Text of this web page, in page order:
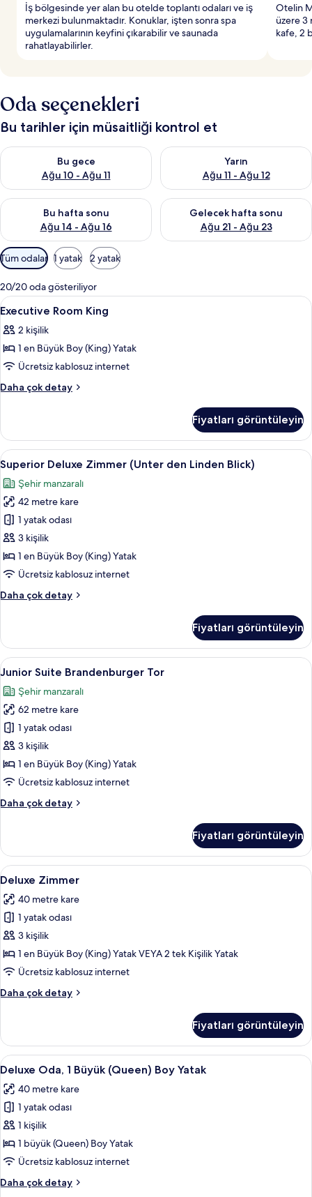
e
r
İş bölgesinde yer alan bu otelde toplantı odaları ve iş
merkezi bulunmaktadır. Konuklar, işten sonra spa
uygulamalarının keyfini çıkarabilir ve saunada
rahatlayabilirler.
Otelin
üzere 3
kafe, 2
Oda seçenekleri
Bu tarihler için müsaitliği kontrol et
Bu gece
Ağu 10 - Ağu 11
Bu gece için müsaitliği kontrol et Ağu 10 - Ağu 11
Yarın
Ağu 11 - Ağu 12
Yarın için müsaitliği kontrol et
Bu hafta sonu
Ağu 14 - Ağu 16
Bu hafta sonu için müsaitliği kontrol et Ağu 14 - Ağu 16
Gelecek hafta sonu
Ağu 21 - Ağu 23
Önümüzdeki hafta sonu için
Odalar
için
mevcut
filtreler
Tüm odalar 1 yatak 2 yatak
20/20 oda gösteriliyor
Executive
Room
King
için
tüm
fotoğrafları
Kaliteli yatak takımı, minibar, odada
21
Executive Room King
2 kişilik
1 en Büyük Boy (King) Yatak
Ücretsiz kablosuz internet
Daha çok detay
Executive
daha
fazla
detay
Fiyatları görüntüleyin
Superior
Deluxe
Zimmer
(Unter
den
Linden
Blick)
için
fotoğrafları
Superior Deluxe Zimmer (Unter den
8
Superior Deluxe Zimmer (Unter den Linden Blick)
Şehir manzaralı
42 metre kare
1 yatak odası
3 kişilik
1 en Büyük Boy (King) Yatak
Ücretsiz kablosuz internet
Daha çok detay
Superior
den
Linden
Blick)
daha
fazla
detay
Fiyatları görüntüleyin
Junior
Suite
Brandenburger
Tor
için
tüm
fotoğrafları
görün
Junior Suite Brandenburger Tor |
9
Junior Suite Brandenburger Tor
Şehir manzaralı
62 metre kare
1 yatak odası
3 kişilik
1 en Büyük Boy (King) Yatak
Ücretsiz kablosuz internet
Daha çok detay
Junior
hakkında
daha
fazla
Fiyatları görüntüleyin
Deluxe
Zimmer
için
tüm
fotoğrafları
görün
Kaliteli yatak takımı, minibar, odada
8
Deluxe Zimmer
40 metre kare
1 yatak odası
3 kişilik
1 en Büyük Boy (King) Yatak VEYA 2 tek Kişilik Yatak
Ücretsiz kablosuz internet
Daha çok detay
Deluxe
fazla
detay
Fiyatları görüntüleyin
Deluxe
Oda,
1
Büyük
(Queen)
Boy
Yatak
tüm
Kaliteli yatak takımı, minibar, odada
8
Deluxe Oda, 1 Büyük (Queen) Boy Yatak
40 metre kare
1 yatak odası
1 kişilik
1 büyük (Queen) Boy Yatak
Ücretsiz kablosuz internet
Daha çok detay
Deluxe